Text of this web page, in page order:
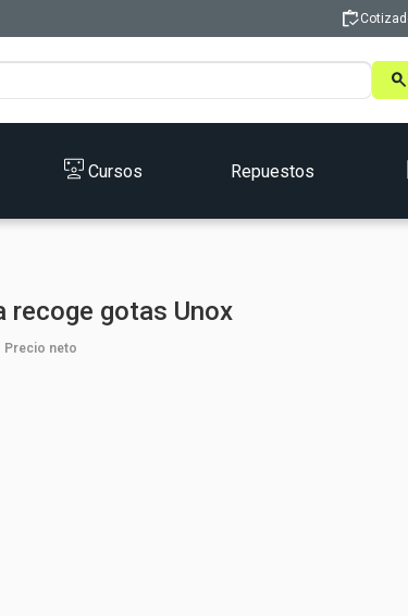
inventory
search
Cursos Repuestos
recoge gotas Unox
Precio neto